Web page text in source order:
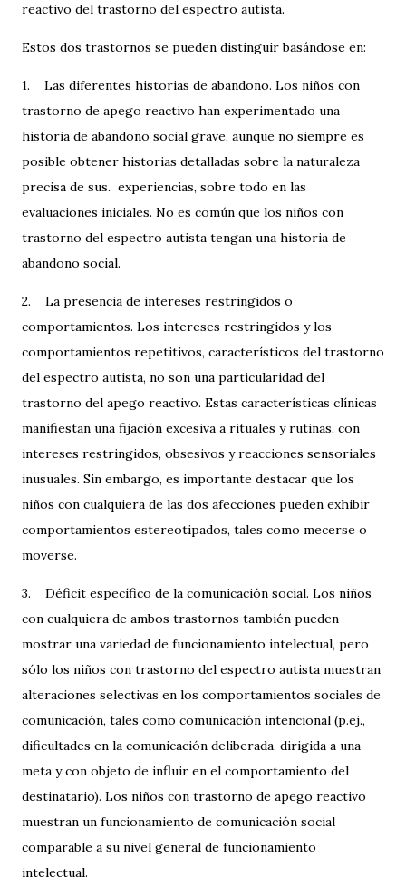
reactivo del trastorno del espectro autista.
Estos dos trastornos se pueden distinguir basándose en:
1. Las diferentes historias de abandono. Los niños con
trastorno de apego reactivo han experimentado una
historia de abandono social grave, aunque no siempre es
posible obtener historias detalladas sobre la naturaleza
precisa de sus. experiencias, sobre todo en las
evaluaciones iniciales. No es común que los niños con
trastorno del espectro autista tengan una historia de
abandono social.
2. La presencia de intereses restringidos o
comportamientos. Los intereses restringidos y los
comportamientos repetitivos, característicos del trastorno
del espectro autista, no son una particularidad del
trastorno del apego reactivo. Estas características clínicas
manifiestan una fijación excesiva a rituales y rutinas, con
intereses restringidos, obsesivos y reacciones sensoriales
inusuales. Sin embargo, es importante destacar que los
niños con cualquiera de las dos afecciones pueden exhibir
comportamientos estereotipados, tales como mecerse o
moverse.
3. Déficit específico de la comunicación social. Los niños
con cualquiera de ambos trastornos también pueden
mostrar una variedad de funcionamiento intelectual, pero
sólo los niños con trastorno del espectro autista muestran
alteraciones selectivas en los comportamientos sociales de
comunicación, tales como comunicación intencional (p.ej.,
dificultades en la comunicación deliberada, dirigida a una
meta y con objeto de influir en el comportamiento del
destinatario). Los niños con trastorno de apego reactivo
muestran un funcionamiento de comunicación social
comparable a su nivel general de funcionamiento
intelectual.